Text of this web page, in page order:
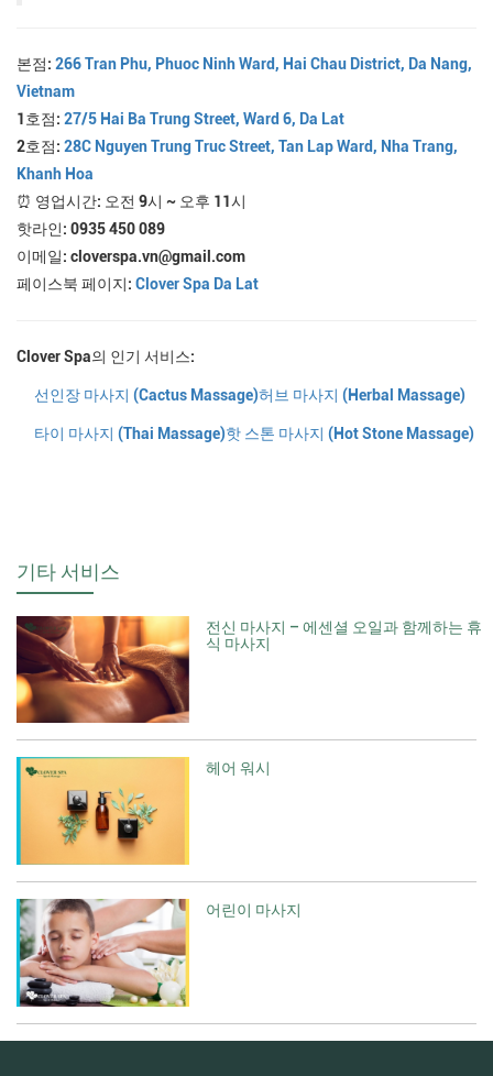
본점: 266 Tran Phu, Phuoc Ninh Ward, Hai Chau District, Da Nang,
Vietnam
1호점: 27/5 Hai Ba Trung Street, Ward 6, Da Lat
2호점: 28C Nguyen Trung Truc Street, Tan Lap Ward, Nha Trang,
Khanh Hoa
⏰ 영업시간: 오전 9시 ~ 오후 11시
핫라인: 0935 450 089
이메일: cloverspa.vn@gmail.com
페이스북 페이지: Clover Spa Da Lat
Clover Spa의 인기 서비스:
선인장 마사지 (Cactus Massage)허브 마사지 (Herbal Massage)
타이 마사지 (Thai Massage)핫 스톤 마사지 (Hot Stone Massage)
기타 서비스
전신 마사지 – 에센셜 오일과 함께하는 휴
식 마사지
헤어 워시
어린이 마사지